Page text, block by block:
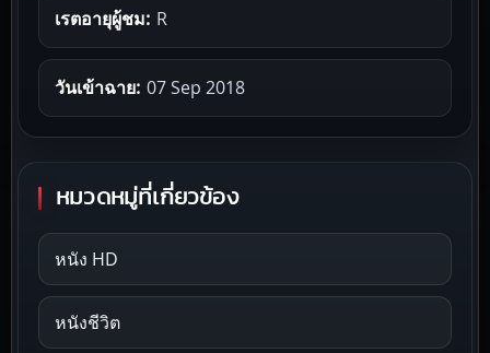
เรตอายุผู้ชม: R
วันเข้าฉาย: 07 Sep 2018
หมวดหมู่ที่เกี่ยวข้อง
หนัง HD
หนังชีวิต